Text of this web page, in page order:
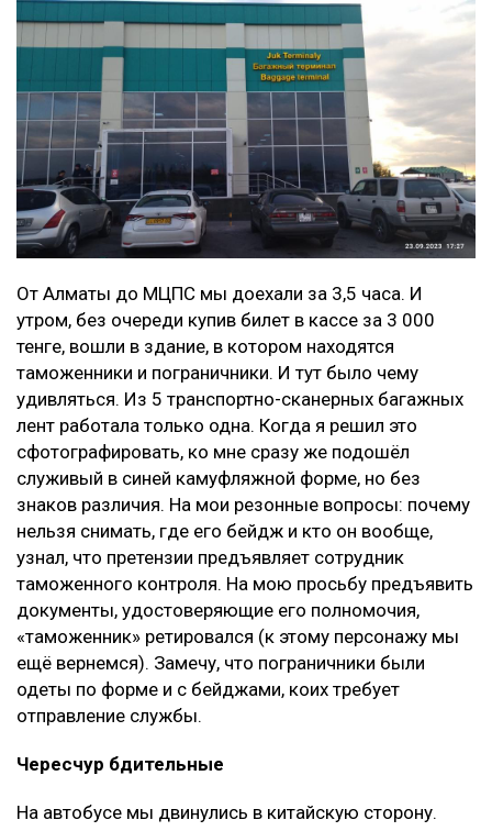
От Алматы до МЦПС мы доехали за 3,5 часа. И
утром, без очереди купив билет в кассе за 3 000
тенге, вошли в здание, в котором находятся
таможенники и пограничники. И тут было чему
удивляться. Из 5 транспортно-сканерных багажных
лент работала только одна. Когда я решил это
сфотографировать, ко мне сразу же подошёл
служивый в синей камуфляжной форме, но без
знаков различия. На мои резонные вопросы: почему
нельзя снимать, где его бейдж и кто он вообще,
узнал, что претензии предъявляет сотрудник
таможенного контроля. На мою просьбу предъявить
документы, удостоверяющие его полномочия,
«таможенник» ретировался (к этому персонажу мы
ещё вернемся). Замечу, что пограничники были
одеты по форме и с бейджами, коих требует
отправление службы.
Чересчур бдительные
На автобусе мы двинулись в китайскую сторону.